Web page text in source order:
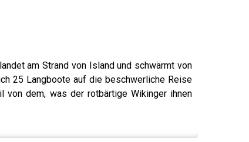
am Strand von Island und schwärmt von
25 Langboote auf die beschwerliche Reise
von dem, was der rotbärtige Wikinger ihnen